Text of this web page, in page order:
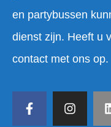
en partybussen
dienst zijn. Heeft u
contact met ons op.